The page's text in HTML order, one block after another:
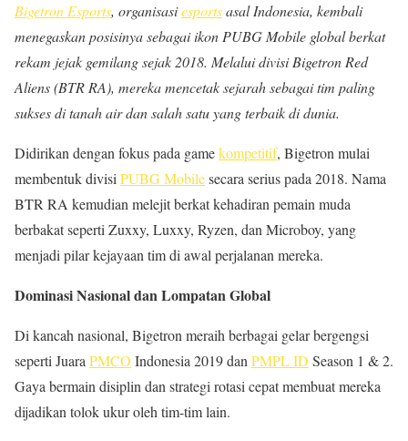
Bigetron Esports, organisasiesportsasal Indonesia, kembali
menegaskan posisinya sebagai ikon PUBG Mobile global berkat
rekam jejak gemilang sejak 2018. Melalui divisi Bigetron Red
Aliens (BTR RA), mereka mencetak sejarah sebagai tim paling
sukses di tanah air dan salah satu yang terbaik di dunia.
Didirikan dengan fokus pada gamekompetitif, Bigetron mulai
membentuk divisi PUBG Mobilesecara serius pada 2018. Nama
BTR RA kemudian melejit berkat kehadiran pemain muda
berbakat seperti Zuxxy, Luxxy, Ryzen, dan Microboy, yang
menjadi pilar kejayaan tim di awal perjalanan mereka.
Dominasi Nasional dan Lompatan Global
Di kancah nasional, Bigetron meraih berbagai gelar bergengsi
seperti Juara PMCO Indonesia 2019 dan PMPL ID Season 1 & 2.
Gaya bermain disiplin dan strategi rotasi cepat membuat mereka
dijadikan tolok ukur oleh tim-tim lain.